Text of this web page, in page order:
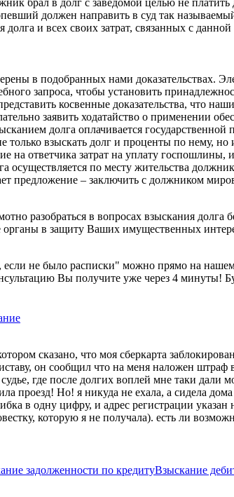
должен направить в суд так
и всех своих затрат, связанных с
в подобранных нами доказательствах.
запроса, чтобы установить
косвенные доказательства, что
заявить ходатайство о применении
долга оплачивается
только взыскать долг и проценты по нему,
на ответчика затрат на уплату
осуществляется по месту жительства
предложение – заключить с должником
разобраться в вопросах взыскания долга
органы в защиту Ваших имущественных
если не было расписки" можно прямо на
Вы получите уже через 4 минуты!
сказано, что моя сберкарта
он сообщил что на меня наложен штраф
где после долгих воплей мне таки дали
проезд! Но! я никуда не ехала, а сидела
в одну цифру, и адрес регистрации
которую я не получала). есть ли
задолженности по кредитуВзыскание